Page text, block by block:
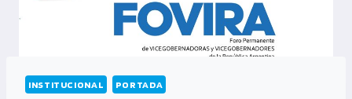
INSTITUCIONAL PORTADA